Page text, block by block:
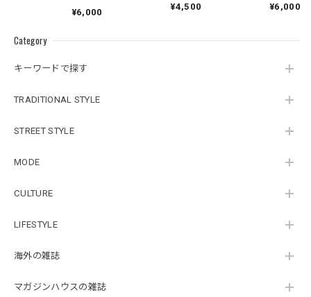
Category
キーワードで探す
TRADITIONAL STYLE
STREET STYLE
MODE
CULTURE
LIFESTYLE
海外の雑誌
マガジンハウスの雑誌
¥6,000
¥4,500
¥6,000